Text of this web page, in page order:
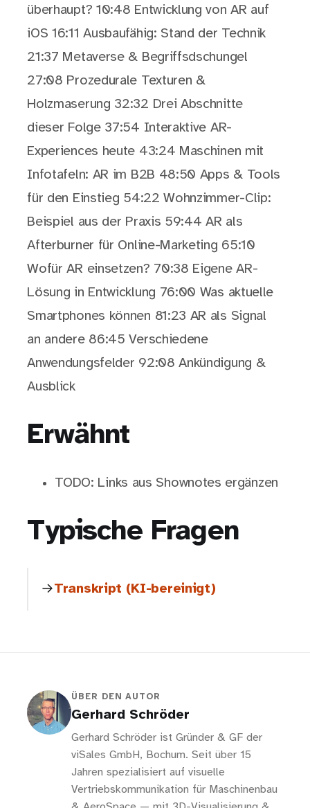
überhaupt? 10:48 Entwicklung von AR auf
iOS 16:11 Ausbaufähig: Stand der Technik
21:37 Metaverse & Begriffsdschungel
27:08 Prozedurale Texturen &
Holzmaserung 32:32 Drei Abschnitte
dieser Folge 37:54 Interaktive AR-
Experiences heute 43:24 Maschinen mit
Infotafeln: AR im B2B 48:50 Apps & Tools
für den Einstieg 54:22 Wohnzimmer-Clip:
Beispiel aus der Praxis 59:44 AR als
Afterburner für Online-Marketing 65:10
Wofür AR einsetzen? 70:38 Eigene AR-
Lösung in Entwicklung 76:00 Was aktuelle
Smartphones können 81:23 AR als Signal
an andere 86:45 Verschiedene
Anwendungsfelder 92:08 Ankündigung &
Ausblick
Erwähnt
TODO: Links aus Shownotes ergänzen
Typische Fragen
Transkript (KI-bereinigt)
ÜBER DEN AUTOR
Gerhard Schröder
Gerhard Schröder ist Gründer & GF der
viSales GmbH, Bochum. Seit über 15
Jahren spezialisiert auf visuelle
Vertriebskommunikation für Maschinenbau